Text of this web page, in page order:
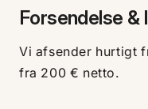
Forsendelse &
Vi afsender hurtigt
fra 200 € netto.